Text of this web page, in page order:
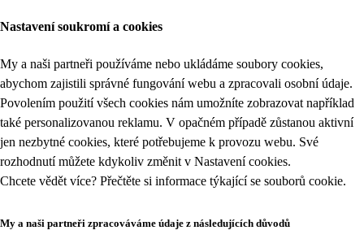
Nastavení soukromí a cookies
My a naši partneři používáme nebo ukládáme soubory cookies,
abychom zajistili správné fungování webu a zpracovali osobní údaje.
Povolením použití všech cookies nám umožníte zobrazovat například
také personalizovanou reklamu. V opačném případě zůstanou aktivní
jen nezbytné cookies, které potřebujeme k provozu webu. Své
rozhodnutí můžete kdykoliv změnit v Nastavení cookies.
Chcete vědět více? Přečtěte si informace týkající se souborů cookie.
My a naši partneři zpracováváme údaje z následujících důvodů